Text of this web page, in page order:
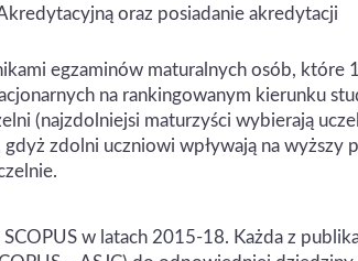
oraz posiadanie akredytacji
egzaminów maturalnych osób, które 1
na rankingowanym kierunku
(najzdolniejsi maturzyści wybierają
zdolni uczniowi wpływają na wyższy
w latach 2015-18. Każda z